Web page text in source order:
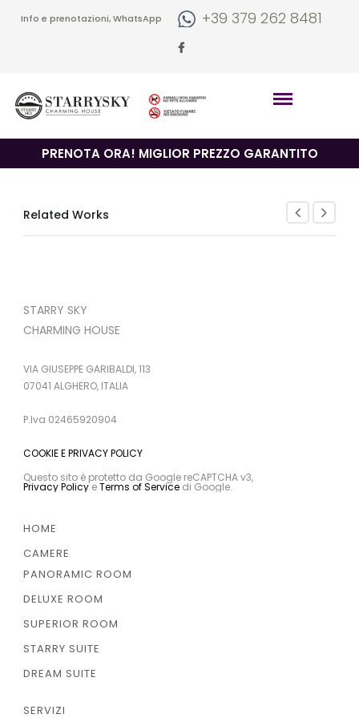
Info e prenotazioni, WhatsApp +39 379 262 8481
PRENOTA ORA! MIGLIOR PREZZO GARANTITO
Related Works
STARRY SKY
CHARMING HOUSE
VIA GIUSEPPE GARIBALDI, 113
07041 ALGHERO, ITALIA
P.Iva 02465920904
COOKIE E PRIVACY POLICY
Questo sito è protetto da Google reCAPTCHA v3,
Privacy PolicyeTerms of Servicedi Google.
HOME
CAMERE
PANORAMIC ROOM
DELUXE ROOM
SUPERIOR ROOM
STARRY SUITE
DREAM SUITE
SERVIZI